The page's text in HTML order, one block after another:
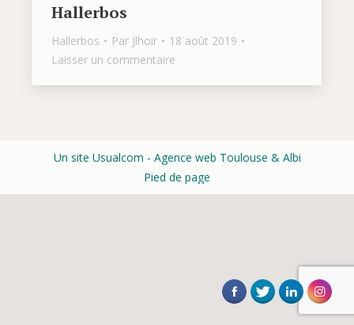
Hallerbos
Hallerbos Par Jlhoir
18 août 2019
Laisser un commentaire
Un site Usualcom - Agence web Toulouse & Albi
Pied de page